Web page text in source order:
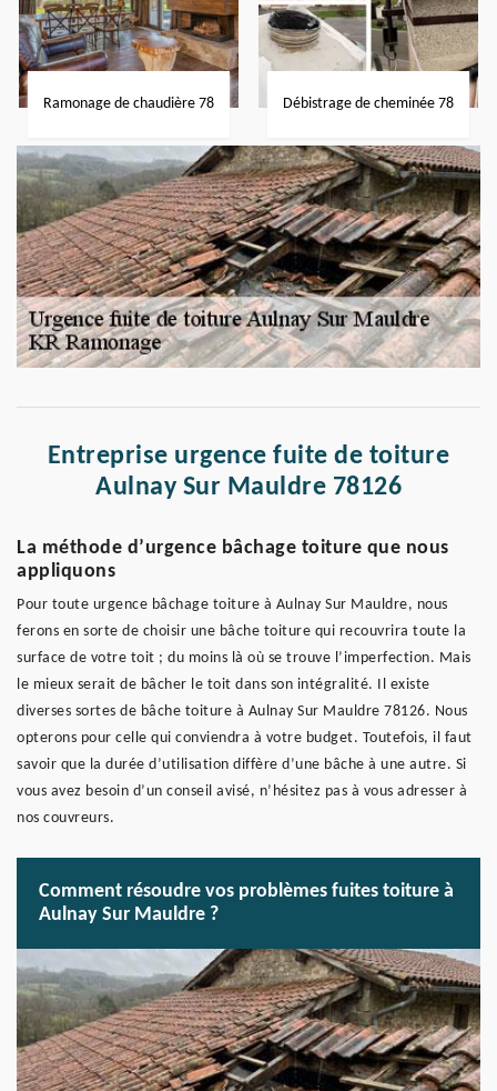
Ramonage de chaudière 78 Débistrage de cheminée 78
Entreprise urgence fuite de toiture
Aulnay Sur Mauldre 78126
La méthode d’urgence bâchage toiture que nous
appliquons
Pour toute urgence bâchage toiture à Aulnay Sur Mauldre, nous
ferons en sorte de choisir une bâche toiture qui recouvrira toute la
surface de votre toit ; du moins là où se trouve l’imperfection. Mais
le mieux serait de bâcher le toit dans son intégralité. Il existe
diverses sortes de bâche toiture à Aulnay Sur Mauldre 78126. Nous
opterons pour celle qui conviendra à votre budget. Toutefois, il faut
savoir que la durée d’utilisation diffère d’une bâche à une autre. Si
vous avez besoin d’un conseil avisé, n’hésitez pas à vous adresser à
nos couvreurs.
Comment résoudre vos problèmes fuites toiture à
Aulnay Sur Mauldre ?